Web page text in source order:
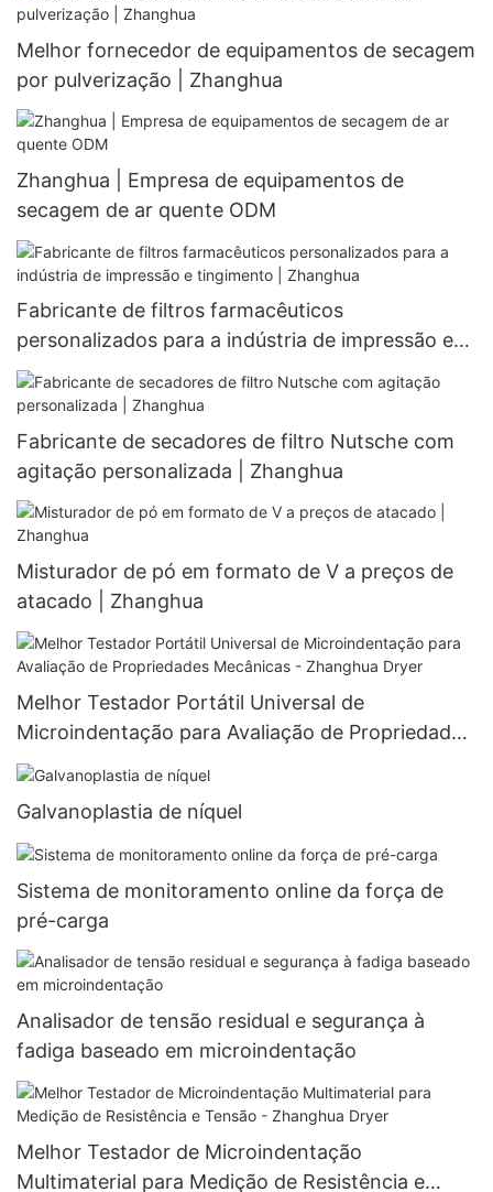
Melhor fornecedor de equipamentos de secagem
por pulverização | Zhanghua
Zhanghua | Empresa de equipamentos de
secagem de ar quente ODM
Fabricante de filtros farmacêuticos
personalizados para a indústria de impressão e
tingimento | Zhanghua
Fabricante de secadores de filtro Nutsche com
agitação personalizada | Zhanghua
Misturador de pó em formato de V a preços de
atacado | Zhanghua
Melhor Testador Portátil Universal de
Microindentação para Avaliação de Propriedades
Mecânicas - Zhanghua Dryer
Galvanoplastia de níquel
Sistema de monitoramento online da força de
pré-carga
Analisador de tensão residual e segurança à
fadiga baseado em microindentação
Melhor Testador de Microindentação
Multimaterial para Medição de Resistência e